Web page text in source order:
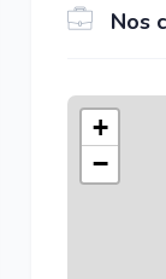
Nos
+
−